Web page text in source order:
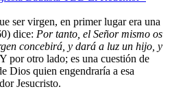
ser virgen, en primer lugar era una
dice: Por tanto, el Señor mismo os
concebirá, y dará a luz un hijo, y
por otro lado; es una cuestión de
Dios quien engendraría a esa
Jesucristo.